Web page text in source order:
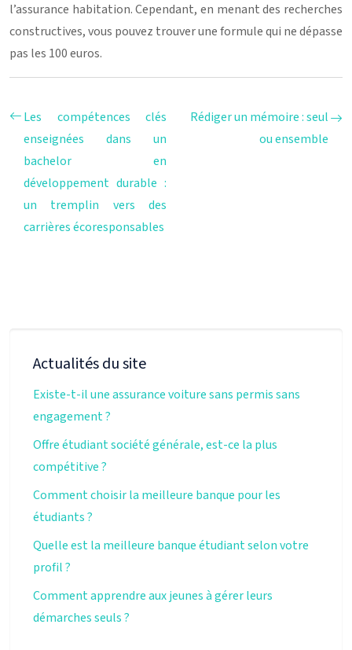
l’assurance habitation. Cependant, en menant des recherches
constructives, vous pouvez trouver une formule qui ne dépasse
pas les 100 euros.
Les compétences clés
enseignées dans un
bachelor en
développement durable :
un tremplin vers des
carrières écoresponsables
Rédiger un mémoire : seul
ou ensemble
Actualités du site
Existe-t-il une assurance voiture sans permis sans
engagement ?
Offre étudiant société générale, est-ce la plus
compétitive ?
Comment choisir la meilleure banque pour les
étudiants ?
Quelle est la meilleure banque étudiant selon votre
profil ?
Comment apprendre aux jeunes à gérer leurs
démarches seuls ?